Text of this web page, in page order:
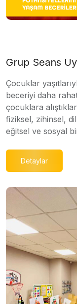
Grup Seans
Çocuklar
beceriyi daha
çocuklara
fiziksel, zihinsel,
eğitsel ve sosyal
Detaylar